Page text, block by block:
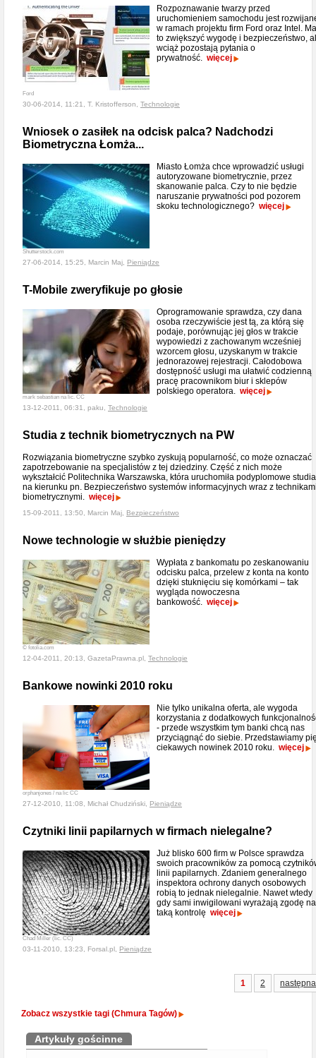
Ford
Rozpoznawanie twarzy przed
uruchomieniem samochodu jest
w ramach projektu firm Ford oraz Intel. Ma
to zwiększyć wygodę i bezpieczeństwo,
wciąż pozostają pytania o
prywatność. więcej
30-06-2014, 11:21, T. Kristofferson, Technologie
Wniosek o zasiłek na odcisk palca? Nadchodzi
Biometryczna Łomża...
Shutterstock.com
Miasto Łomża chce wprowadzić usługi
autoryzowane biometrycznie, przez
skanowanie palca. Czy to nie będzie
naruszanie prywatności pod pozorem
skoku technologicznego? więcej
27-06-2014, 15:25, Marcin Maj, Pieniądze
T-Mobile zweryfikuje po głosie
mark sebastian na lic. CC
Oprogramowanie sprawdza, czy dana
osoba rzeczywiście jest tą, za którą się
podaje, porównując jej głos w trakcie
wypowiedzi z zachowanym wcześniej
wzorcem głosu, uzyskanym w trakcie
jednorazowej rejestracji. Całodobowa
dostępność usługi ma ułatwić codzienną
pracę pracownikom biur i sklepów
polskiego operatora. więcej
13-12-2011, 06:31, paku, Technologie
Studia z technik biometrycznych na PW
Rozwiązania biometryczne szybko zyskują popularność, co może oznaczać
zapotrzebowanie na specjalistów z tej dziedziny. Część z nich może
wykształcić Politechnika Warszawska, która uruchomiła podyplomowe studia
na kierunku pn. Bezpieczeństwo systemów informacyjnych wraz z
biometrycznymi. więcej
15-09-2011, 13:50, Marcin Maj, Bezpieczeństwo
Nowe technologie w służbie pieniędzy
© fotolia.com
Wypłata z bankomatu po zeskanowaniu
odcisku palca, przelew z konta na konto
dzięki stuknięciu się komórkami – tak
wygląda nowoczesna
bankowość. więcej
12-04-2011, 20:13, GazetaPrawna.pl, Technologie
Bankowe nowinki 2010 roku
orphanjones / na lic CC
Nie tylko unikalna oferta, ale wygoda
korzystania z dodatkowych
- przede wszystkim tym banki chcą nas
przyciągnąć do siebie. Przedstawiamy
ciekawych nowinek 2010 roku. więcej
27-12-2010, 11:08, Michał Chudziński, Pieniądze
Czytniki linii papilarnych w firmach nielegalne?
Chad Miller (lic. CC)
Już blisko 600 firm w Polsce sprawdza
swoich pracowników za pomocą
linii papilarnych. Zdaniem generalnego
inspektora ochrony danych osobowych
robią to jednak nielegalnie. Nawet wtedy
gdy sami inwigilowani wyrażają zgodę na
taką kontrolę więcej
03-11-2010, 13:23, Forsal.pl, Pieniądze
1 2 następna
Zobacz wszystkie tagi (Chmura Tagów)
Artykuły gościnne